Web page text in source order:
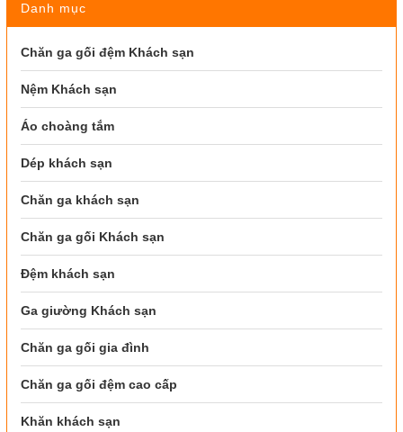
Danh mục
Chăn ga gối đệm Khách sạn
Nệm Khách sạn
Áo choàng tắm
Dép khách sạn
Chăn ga khách sạn
Chăn ga gối Khách sạn
Đệm khách sạn
Ga giường Khách sạn
Chăn ga gối gia đình
Chăn ga gối đệm cao cấp
Khăn khách sạn